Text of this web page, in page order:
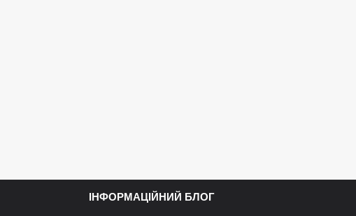
ІНФОРМАЦІЙНИЙ БЛОГ